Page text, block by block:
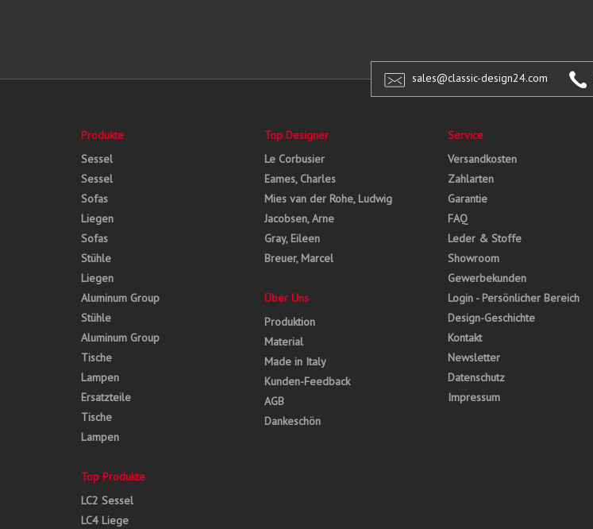
sales@classic-design24.com
Produkte
Sessel
Sessel
Sofas
Liegen
Sofas
Stühle
Liegen
Aluminum Group
Stühle
Aluminum Group
Tische
Lampen
Ersatzteile
Tische
Lampen
Top Produkte
LC2 Sessel
LC4 Liege
Top Designer
Le Corbusier
Eames, Charles
Mies van der Rohe, Ludwig
Jacobsen, Arne
Gray, Eileen
Breuer, Marcel
Über Uns
Produktion
Material
Made in Italy
Kunden-Feedback
AGB
Dankeschön
Service
Versandkosten
Zahlarten
Garantie
FAQ
Leder & Stoffe
Showroom
Gewerbekunden
Login - Persönlicher Bereich
Design-Geschichte
Kontakt
Newsletter
Datenschutz
Impressum